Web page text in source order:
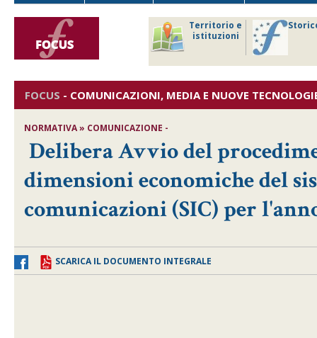
Territorio e
istituzioni
FOCUS - COMUNICAZIONI, MEDIA E NUOVE
NORMATIVA » COMUNICAZIONE -
Delibera Avvio del
dimensioni economiche del
comunicazioni (SIC) per
SCARICA IL DOCUMENTO INTEGRALE